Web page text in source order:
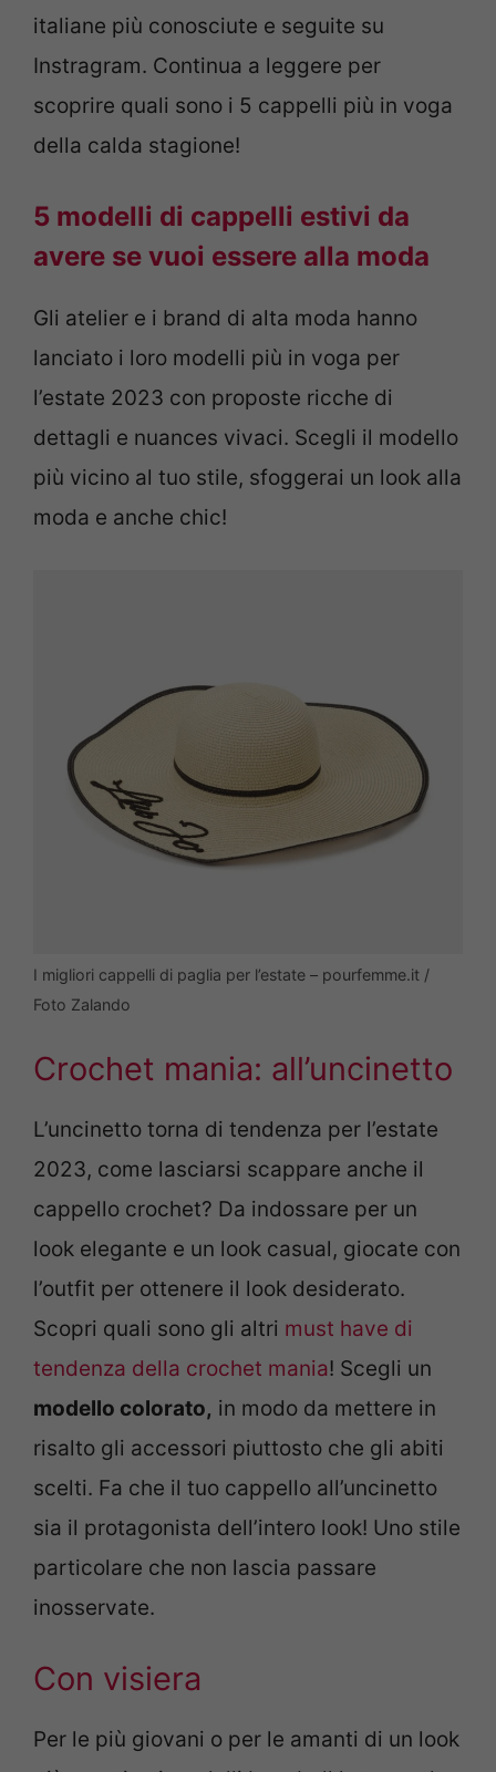
italiane più conosciute e seguite su
Instragram. Continua a leggere per
scoprire quali sono i 5 cappelli più in voga
della calda stagione!
5 modelli di cappelli estivi da
avere se vuoi essere alla moda
Gli atelier e i brand di alta moda hanno
lanciato i loro modelli più in voga per
l’estate 2023 con proposte ricche di
dettagli e nuances vivaci. Scegli il modello
più vicino al tuo stile, sfoggerai un look alla
moda e anche chic!
I migliori cappelli di paglia per l’estate – pourfemme.it /
Foto Zalando
Crochet mania: all’uncinetto
L’uncinetto torna di tendenza per l’estate
2023, come lasciarsi scappare anche il
cappello crochet? Da indossare per un
look elegante e un look casual, giocate con
l’outfit per ottenere il look desiderato.
Scopri quali sono gli altri must have di
tendenza della crochet mania! Scegli un
modello colorato, in modo da mettere in
risalto gli accessori piuttosto che gli abiti
scelti. Fa che il tuo cappello all’uncinetto
sia il protagonista dell’intero look! Uno stile
particolare che non lascia passare
inosservate.
Con visiera
Per le più giovani o per le amanti di un look